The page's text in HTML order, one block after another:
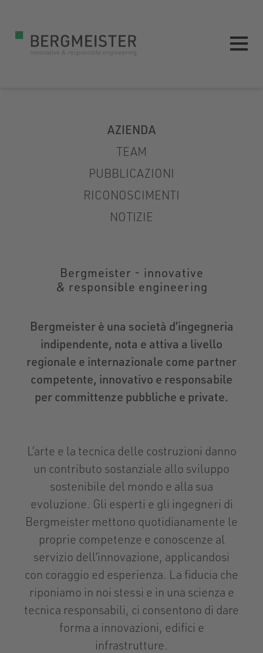
AZIENDA
TEAM
PUBBLICAZIONI
RICONOSCIMENTI
NOTIZIE
Bergmeister - innovative
& responsible engineering
Bergmeister è una società d’ingegneria
indipendente, nota e attiva a livello
regionale e internazionale come partner
competente, innovativo e responsabile
per committenze pubbliche e private.
L’arte e la tecnica delle costruzioni danno
un contributo sostanziale allo sviluppo
sostenibile del mondo e alla sua
evoluzione. Gli esperti e gli ingegneri di
Bergmeister mettono quotidianamente le
proprie competenze e conoscenze al
servizio dell’innovazione, applicandosi
con coraggio ed esperienza. La fiducia che
riponiamo in noi stessi e in una scienza e
tecnica responsabili, ci consentono di dare
forma a innovazioni, edifici e
infrastrutture.